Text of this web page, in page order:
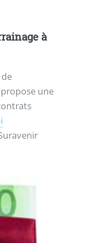
à
propose une